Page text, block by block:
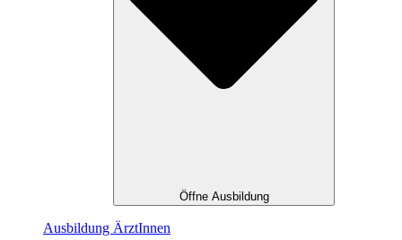
Öffne Ausbildung
Ausbildung ÄrztInnen